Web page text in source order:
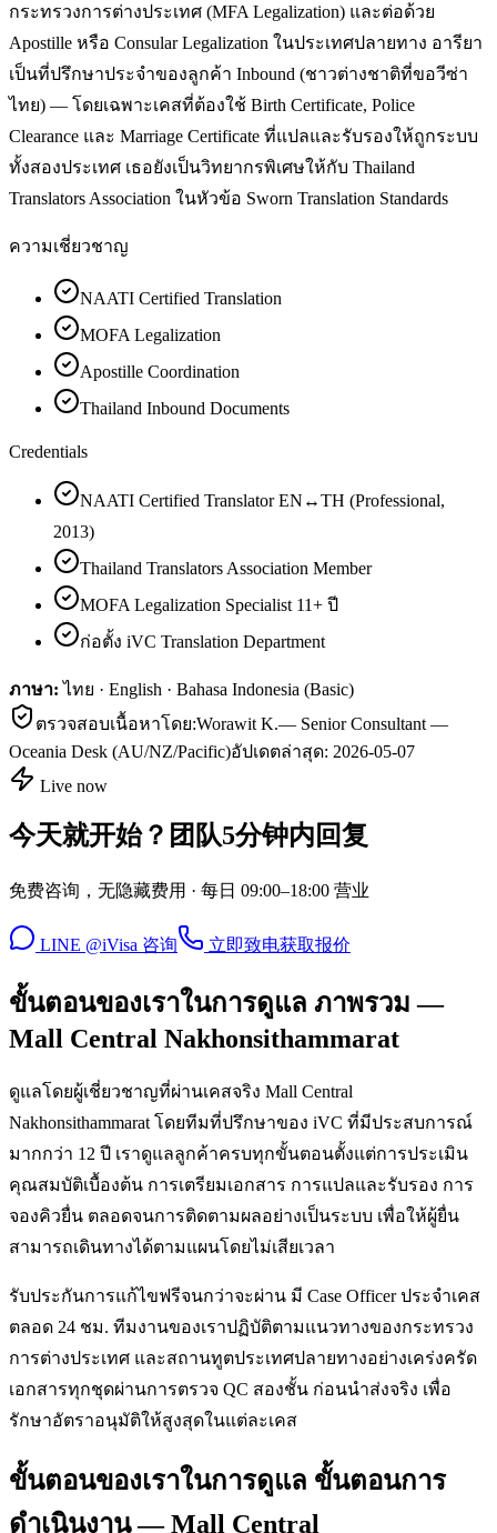
กระทรวงการต่างประเทศ (MFA Legalization) และต่อด้วย
Apostille หรือ Consular Legalization ในประเทศปลายทาง อารียา
เป็นที่ปรึกษาประจำของลูกค้า Inbound (ชาวต่างชาติที่ขอวีซ่า
ไทย) — โดยเฉพาะเคสที่ต้องใช้ Birth Certificate, Police
Clearance และ Marriage Certificate ที่แปลและรับรองให้ถูกระบบ
ทั้งสองประเทศ เธอยังเป็นวิทยากรพิเศษให้กับ Thailand
Translators Association ในหัวข้อ Sworn Translation Standards
ความเชี่ยวชาญ
NAATI Certified Translation
MOFA Legalization
Apostille Coordination
Thailand Inbound Documents
Credentials
NAATI Certified Translator EN↔TH (Professional,
2013)
Thailand Translators Association Member
MOFA Legalization Specialist 11+ ปี
ก่อตั้ง iVC Translation Department
ภาษา: ไทย · English · Bahasa Indonesia (Basic)
ตรวจสอบเนื้อหาโดย:Worawit K.— Senior Consultant —
Oceania Desk (AU/NZ/Pacific)อัปเดตล่าสุด: 2026-05-07
Live now
今天就开始？团队5分钟内回复
免费咨询，无隐藏费用 · 每日 09:00–18:00 营业
LINE @iVisa 咨询 立即致电获取报价
ขั้นตอนของเราในการดูแล ภาพรวม —
Mall Central Nakhonsithammarat
ดูแลโดยผู้เชี่ยวชาญที่ผ่านเคสจริง Mall Central
Nakhonsithammarat โดยทีมที่ปรึกษาของ iVC ที่มีประสบการณ์
มากกว่า 12 ปี เราดูแลลูกค้าครบทุกขั้นตอนตั้งแต่การประเมิน
คุณสมบัติเบื้องต้น การเตรียมเอกสาร การแปลและรับรอง การ
จองคิวยื่น ตลอดจนการติดตามผลอย่างเป็นระบบ เพื่อให้ผู้ยื่น
สามารถเดินทางได้ตามแผนโดยไม่เสียเวลา
รับประกันการแก้ไขฟรีจนกว่าจะผ่าน มี Case Officer ประจำเคส
ตลอด 24 ชม. ทีมงานของเราปฏิบัติตามแนวทางของกระทรวง
การต่างประเทศ และสถานทูตประเทศปลายทางอย่างเคร่งครัด
เอกสารทุกชุดผ่านการตรวจ QC สองชั้น ก่อนนำส่งจริง เพื่อ
รักษาอัตราอนุมัติให้สูงสุดในแต่ละเคส
ขั้นตอนของเราในการดูแล ขั้นตอนการ
ดำเนินงาน — Mall Central